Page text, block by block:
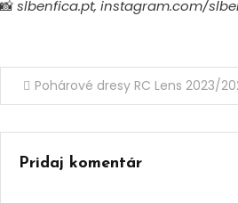
📸slbenfica.pt, instagram.com/
Navigácia
v
článku
Pohárové dresy RC Lens 2023/
Pridaj komentár